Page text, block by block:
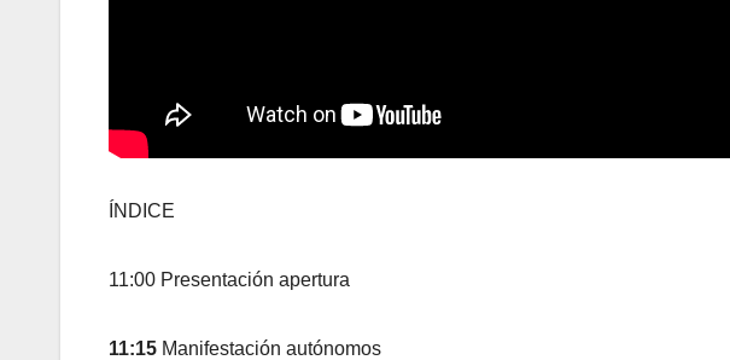
ÍNDICE
11:00 Presentación apertura
11:15 Manifestación autónomos